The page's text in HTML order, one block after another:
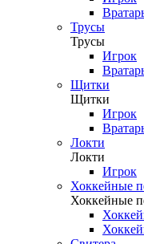
Трусы
Трусы
Игрок
Щитки
Щитки
Игрок
Локти
Локти
Игрок
Хоккейные
Хоккейные